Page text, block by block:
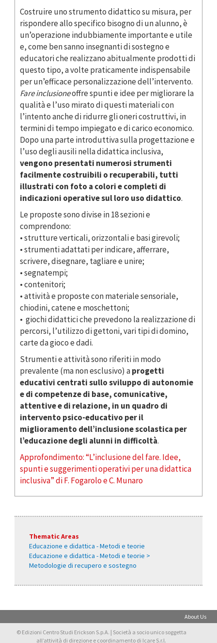
Costruire uno strumento didattico su misura, per
rispondere allo specifico bisogno di un alunno, è
un’operazione indubbiamente importante e utile
e, come ben sanno insegnanti di sostegno e
educatori che realizzano abitualmente prodotti di
questo tipo, a volte praticamente indispensabile
per un’efficace personalizzazione dell’intervento.
Fare inclusioneoffre spunti e idee per migliorare la
qualità e l’uso mirato di questi materiali con
l’intento anche di ridurre gli oneri costruttivi, in
termini di tempo impiegato e di carico economico.
Dopo una parte introduttiva sulla progettazione e
l’uso degli ausili nella didattica inclusiva,
vengono presentati numerosi strumenti
facilmente costruibili o recuperabili, tutti
illustrati con foto a colori e completi di
indicazioni operative sul loro uso didattico.
Le proposte sono divise in 18 sezioni e
comprendono:
• strutture verticali, orizzontali e basi girevoli;
• strumenti adattati per indicare, afferrare,
scrivere, disegnare, tagliare e unire;
• segnatempi;
• contenitori;
• attività e proposte con materiale sensoriale,
chiodini, catene e moschettoni;
• giochi didattici che prevedono la realizzazione di
percorsi, l’utilizzo di gettoni, vari tipi di domino,
carte da gioco e dadi.
Strumenti e attività sono riferiti in modo
prevalente (ma non esclusivo) aprogetti
educativi centrati sullo sviluppo di autonomie
e di competenze di base, comunicative,
attentive e di relazione, in un quadro di
intervento psico-educativo per il
miglioramento dell’inclusione scolastica per
l’educazione degli alunni in difficoltà.
Approfondimento: “L’inclusione del fare. Idee,
spunti e suggerimenti operativi per una didattica
inclusiva” di F. Fogarolo e C. Munaro
Thematic Areas
Educazione e didattica - Metodi e teorie
Educazione e didattica - Metodi e teorie >
Metodologie di recupero e sostegno
About Us
© Edizioni Centro Studi Erickson S.p.A. | Società a socio unico soggetta
all’attività di direzione e coordinamento di Icare S.r.l.